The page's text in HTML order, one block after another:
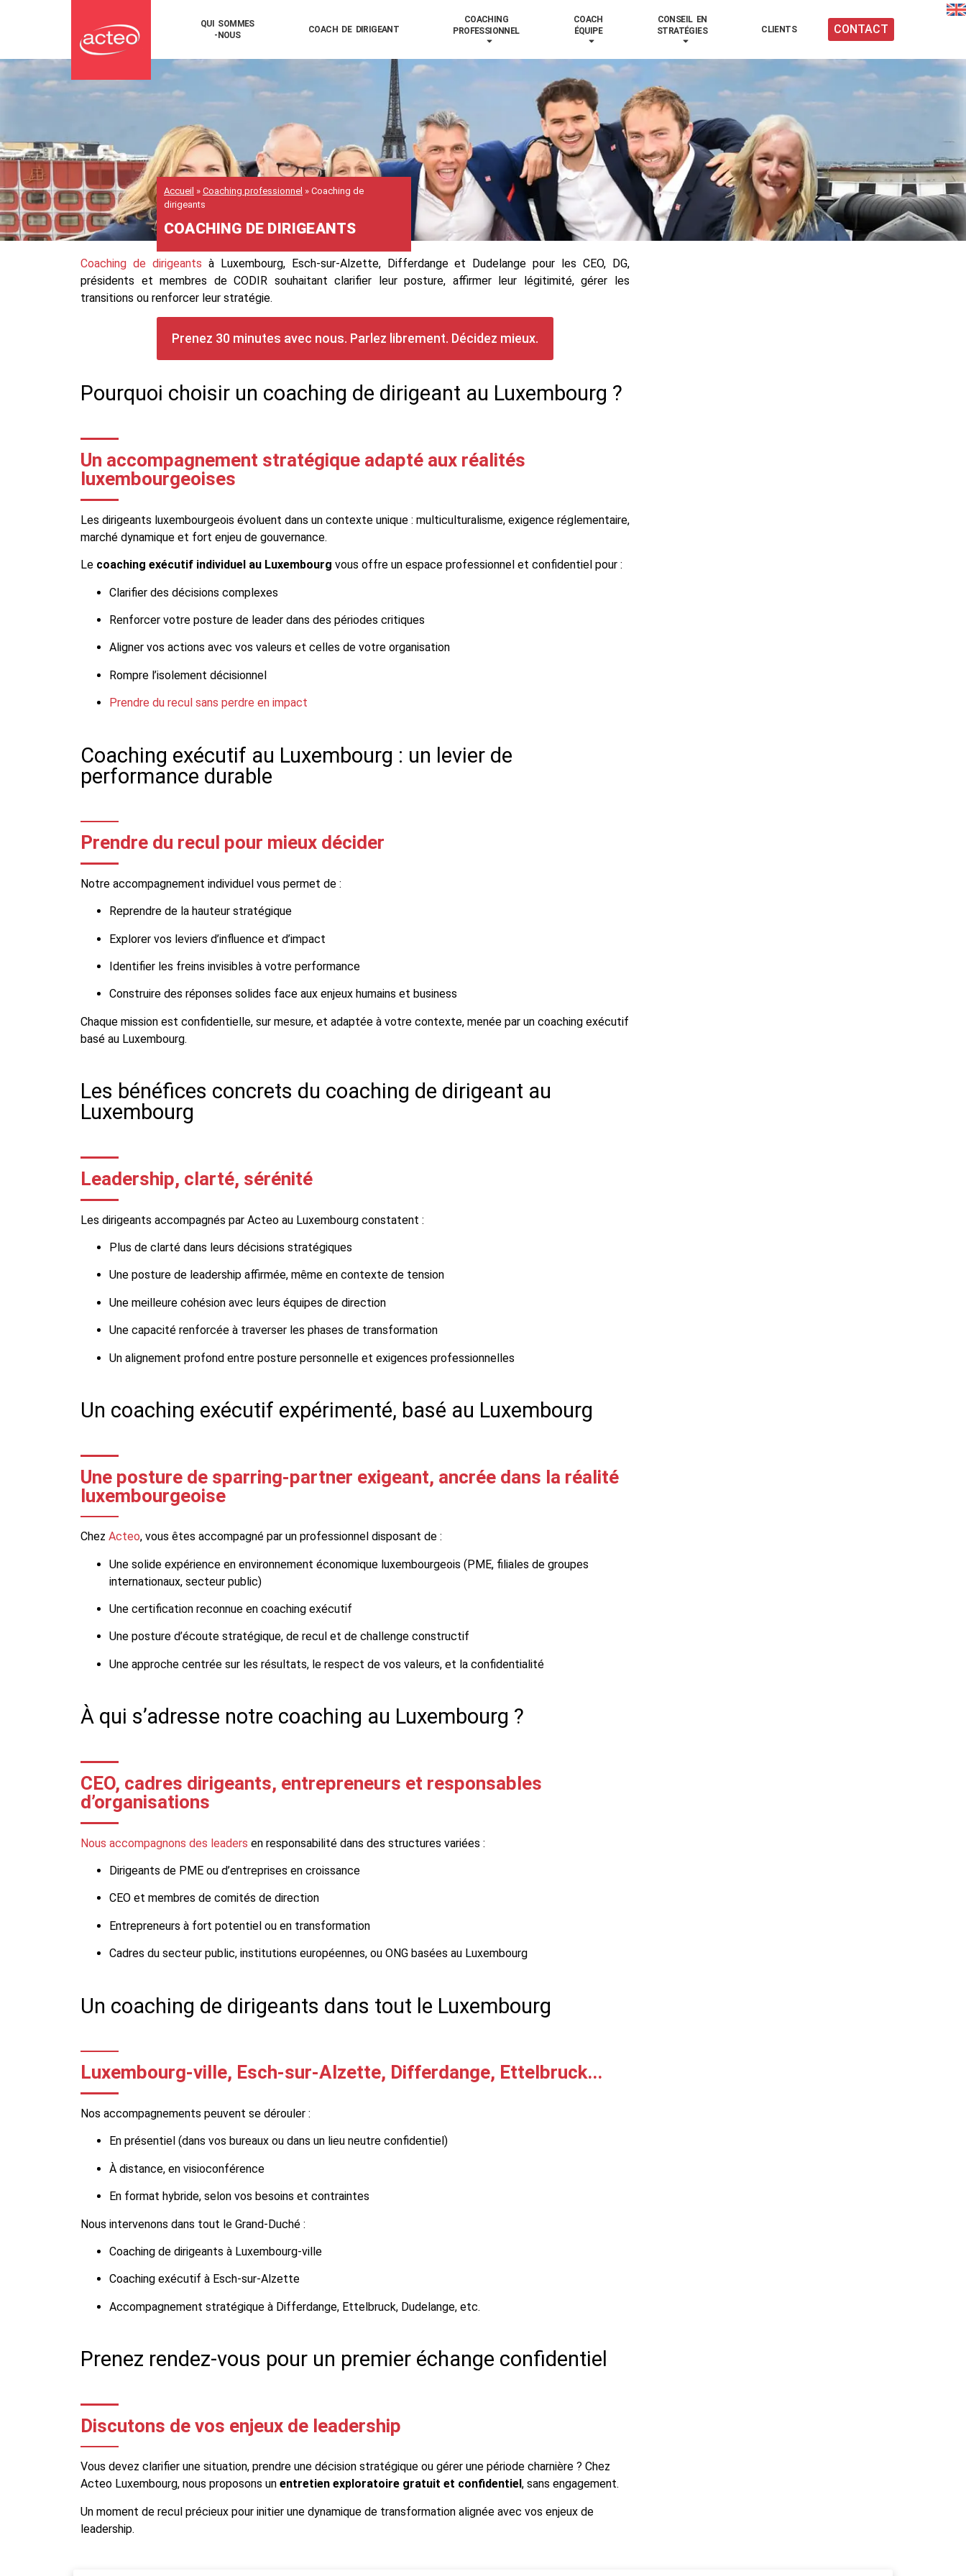
QUI SOMMES
-NOUS
COACH DE DIRIGEANT
COACHING
PROFESSIONNEL
COACH
ÉQUIPE
CONSEIL EN
STRATÉGIES
CLIENTS CONTACT
Accueil » Coaching professionnel » Coaching de
dirigeants
COACHING DE DIRIGEANTS
Coaching de dirigeants à Luxembourg, Esch-sur-Alzette, Differdange et Dudelange pour les CEO, DG,
présidents et membres de CODIR souhaitant clarifier leur posture, affirmer leur légitimité, gérer les
transitions ou renforcer leur stratégie.
Prenez 30 minutes avec nous. Parlez librement. Décidez mieux.
Un accompagnement stratégique adapté aux réalités
luxembourgeoises
Pourquoi choisir un coaching de dirigeant au Luxembourg ?
Les dirigeants luxembourgeois évoluent dans un contexte unique : multiculturalisme, exigence réglementaire,
marché dynamique et fort enjeu de gouvernance.
Le coaching exécutif individuel au Luxembourg vous offre un espace professionnel et confidentiel pour :
Clarifier des décisions complexes
Renforcer votre posture de leader dans des périodes critiques
Aligner vos actions avec vos valeurs et celles de votre organisation
Rompre l’isolement décisionnel
Prendre du recul sans perdre en impact
Prendre du recul pour mieux décider
Coaching exécutif au Luxembourg : un levier de
performance durable
Notre accompagnement individuel vous permet de :
Reprendre de la hauteur stratégique
Explorer vos leviers d’influence et d’impact
Identifier les freins invisibles à votre performance
Construire des réponses solides face aux enjeux humains et business
Chaque mission est confidentielle, sur mesure, et adaptée à votre contexte, menée par un coaching exécutif
basé au Luxembourg.
Leadership, clarté, sérénité
Les bénéfices concrets du coaching de dirigeant au
Luxembourg
Les dirigeants accompagnés par Acteo au Luxembourg constatent :
Plus de clarté dans leurs décisions stratégiques
Une posture de leadership affirmée, même en contexte de tension
Une meilleure cohésion avec leurs équipes de direction
Une capacité renforcée à traverser les phases de transformation
Un alignement profond entre posture personnelle et exigences professionnelles
Une posture de sparring-partner exigeant, ancrée dans la réalité
luxembourgeoise
Un coaching exécutif expérimenté, basé au Luxembourg
Chez Acteo, vous êtes accompagné par un professionnel disposant de :
Une solide expérience en environnement économique luxembourgeois (PME, filiales de groupes
internationaux, secteur public)
Une certification reconnue en coaching exécutif
Une posture d’écoute stratégique, de recul et de challenge constructif
Une approche centrée sur les résultats, le respect de vos valeurs, et la confidentialité
CEO, cadres dirigeants, entrepreneurs et responsables
d’organisations
À qui s’adresse notre coaching au Luxembourg ?
Nous accompagnons des leaders en responsabilité dans des structures variées :
Dirigeants de PME ou d’entreprises en croissance
CEO et membres de comités de direction
Entrepreneurs à fort potentiel ou en transformation
Cadres du secteur public, institutions européennes, ou ONG basées au Luxembourg
Luxembourg-ville, Esch-sur-Alzette, Differdange, Ettelbruck...
Un coaching de dirigeants dans tout le Luxembourg
Nos accompagnements peuvent se dérouler :
En présentiel (dans vos bureaux ou dans un lieu neutre confidentiel)
À distance, en visioconférence
En format hybride, selon vos besoins et contraintes
Nous intervenons dans tout le Grand-Duché :
Coaching de dirigeants à Luxembourg-ville
Coaching exécutif à Esch-sur-Alzette
Accompagnement stratégique à Differdange, Ettelbruck, Dudelange, etc.
Discutons de vos enjeux de leadership
Prenez rendez-vous pour un premier échange confidentiel
Vous devez clarifier une situation, prendre une décision stratégique ou gérer une période charnière ? Chez
Acteo Luxembourg, nous proposons un entretien exploratoire gratuit et confidentiel , sans engagement.
Un moment de recul précieux pour initier une dynamique de transformation alignée avec vos enjeux de
leadership.